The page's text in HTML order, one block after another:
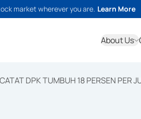
market wherever you are. Learn More
About Us
DPK TUMBUH 18 PERSEN PER